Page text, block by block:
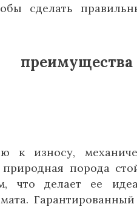
сделать
к износу,
порода
что делает ее